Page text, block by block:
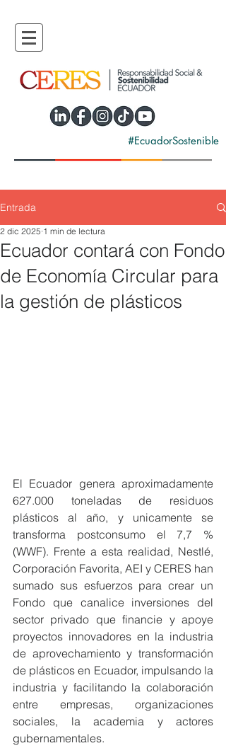
#EcuadorSostenible
Entrada
Ecuador contará con Fondo
de Economía Circular para
la gestión de plásticos
2 dic 2025 1 min de lectura
El Ecuador genera aproximadamente
627.000 toneladas de residuos
plásticos al año, y unicamente se
transforma postconsumo el 7,7 %
(WWF). Frente a esta realidad, Nestlé,
Corporación Favorita, AEI y CERES han
sumado sus esfuerzos para crear un
Fondo que canalice inversiones del
sector privado que financie y apoye
proyectos innovadores en la industria
de aprovechamiento y transformación
de plásticos en Ecuador, impulsando la
industria y facilitando la colaboración
entre empresas, organizaciones
sociales, la academia y actores
gubernamentales.